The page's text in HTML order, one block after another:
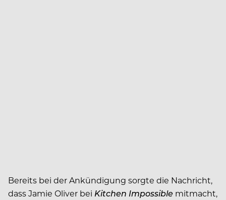
Bereits bei der Ankündigung sorgte die Nachricht,
dass Jamie Oliver bei Kitchen Impossible mitmacht,